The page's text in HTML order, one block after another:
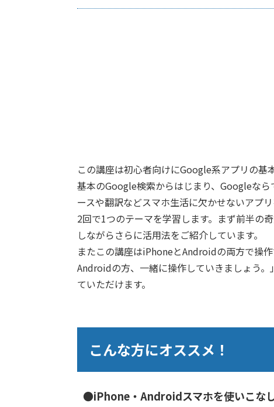
この講座は初心者向けにGoogle系アプリの基
基本のGoogle検索からはじまり、Googleな
ースや翻訳などスマホ生活に欠かせないアプ
2回で1つのテーマを学習します。まず前半の
しながらさらに活用法をご紹介しています。
またこの講座はiPhoneとAndroidの両方で操
Androidの方、一緒に操作していきましょう
ていただけます。
こんな方にオススメ！
●iPhone・Androidスマホを使いこな